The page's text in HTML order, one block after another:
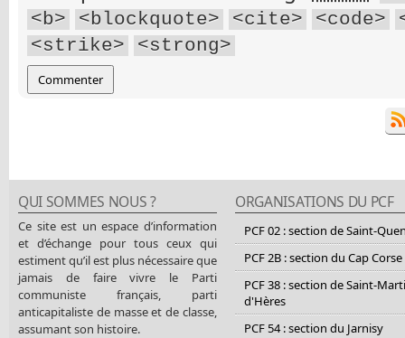
<b>
<blockquote> <cite> <code>
<strike>
<strong>
QUI SOMMES NOUS ?
Ce site est un espace d’information
et d’échange pour tous ceux qui
estiment qu’il est plus nécessaire que
jamais de faire vivre le Parti
communiste français, parti
anticapitaliste de masse et de classe,
assumant son histoire.
ORGANISATIONS DU PCF
PCF 02 : section de Saint-
PCF 2B : section du Cap Corse
PCF 38 : section de Saint-
d'Hères
PCF 54 : section du Jarnisy